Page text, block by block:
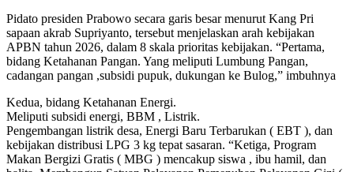
Pidato presiden Prabowo secara garis besar menurut Kang Pri
sapaan akrab Supriyanto, tersebut menjelaskan arah kebijakan
APBN tahun 2026, dalam 8 skala prioritas kebijakan. “Pertama,
bidang Ketahanan Pangan. Yang meliputi Lumbung Pangan,
cadangan pangan ,subsidi pupuk, dukungan ke Bulog,” imbuhnya
Kedua, bidang Ketahanan Energi.
Meliputi subsidi energi, BBM , Listrik.
Pengembangan listrik desa, Energi Baru Terbarukan ( EBT ), dan
kebijakan distribusi LPG 3 kg tepat sasaran. “Ketiga, Program
Makan Bergizi Gratis ( MBG ) mencakup siswa , ibu hamil, dan